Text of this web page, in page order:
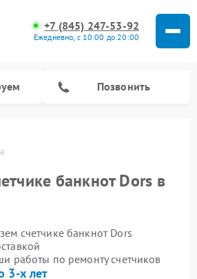
+7 (845) 247-53-92
Ежедневно, с 10:00 до 20:00
Позвонить
банкнот Dors в
счетчике банкнот Dors
работы по ремонту счетчиков
3-х лет